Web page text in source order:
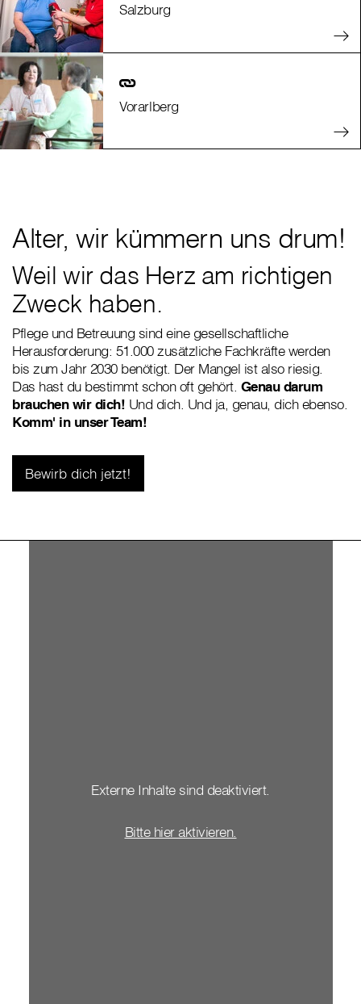
Salzburg
Vorarlberg
Alter, wir kümmern uns drum!
Weil wir das Herz am richtigen
Zweck haben.
Pflege und Betreuung sind eine gesellschaftliche
Herausforderung: 51.000 zusätzliche Fachkräfte werden
bis zum Jahr 2030 benötigt. Der Mangel ist also riesig.
Das hast du bestimmt schon oft gehört. Genau darum
brauchen wir dich! Und dich. Und ja, genau, dich ebenso.
Komm' in unser Team!
Bewirb dich jetzt!
Externe Inhalte sind deaktiviert.
Bitte hier aktivieren.